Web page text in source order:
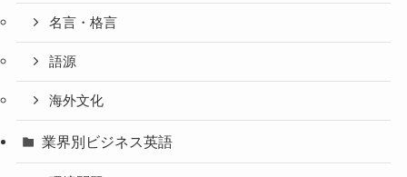
名言・格言
語源
海外文化
業界別ビジネス英語